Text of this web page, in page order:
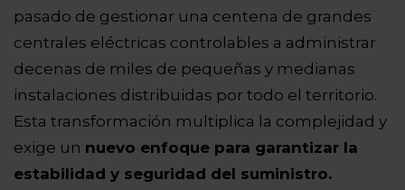
pasado de gestionar una centena de grandes
centrales eléctricas controlables a administrar
decenas de miles de pequeñas y medianas
instalaciones distribuidas por todo el territorio.
Esta transformación multiplica la complejidad y
exige un nuevo enfoque para garantizar la
estabilidad y seguridad del suministro.